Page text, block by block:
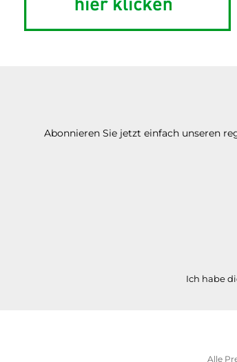
Abonnieren Sie jetzt einfach unseren
Ich habe
Alle